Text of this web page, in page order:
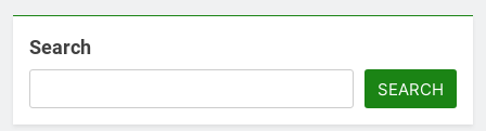
Search
SEARCH